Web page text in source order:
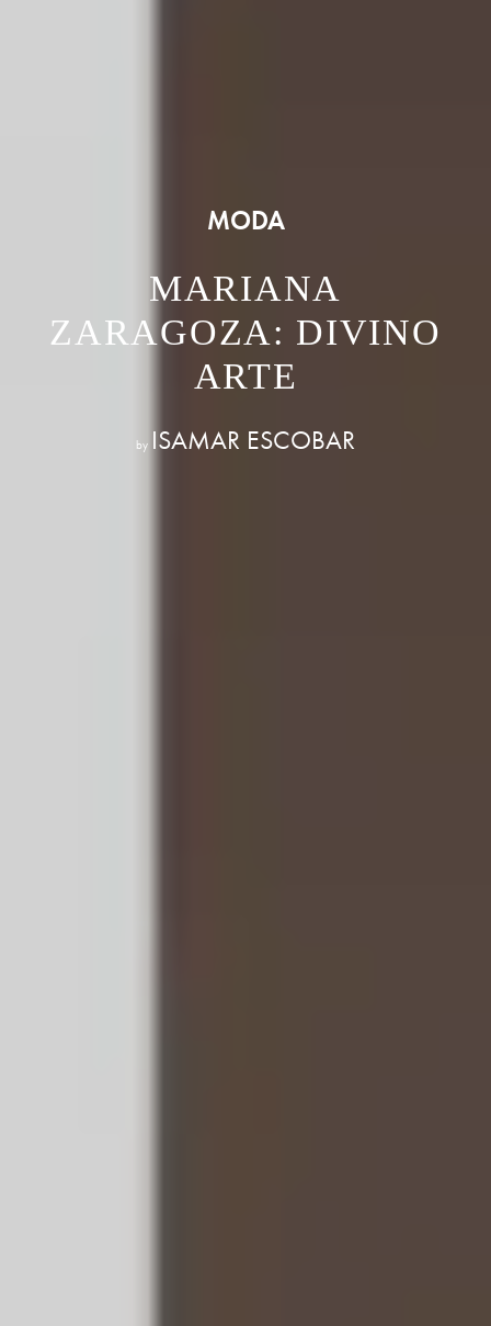
MODA
MARIANA
ZARAGOZA: DIVINO
ARTE
by ISAMAR ESCOBAR